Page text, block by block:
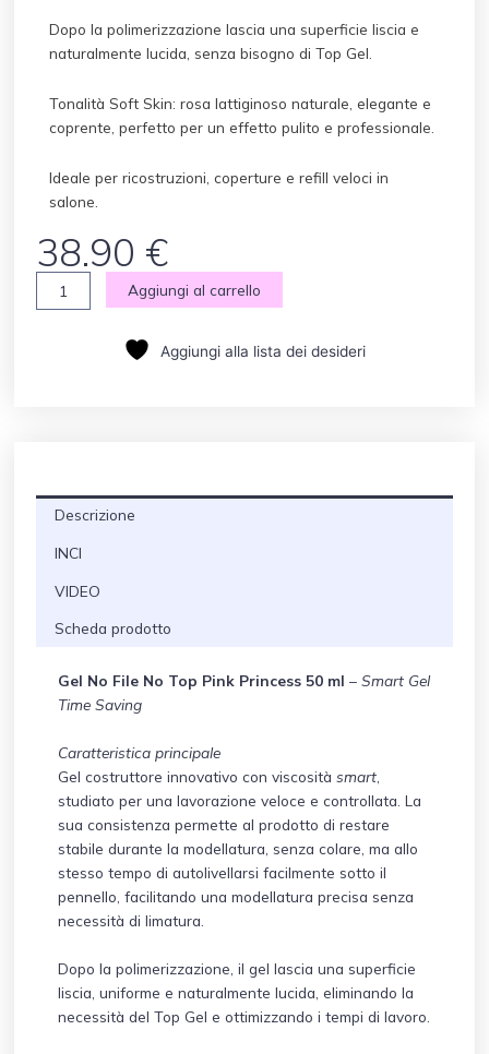
Dopo la polimerizzazione lascia una superficie liscia e
naturalmente lucida, senza bisogno di Top Gel.
Tonalità Soft Skin: rosa lattiginoso naturale, elegante e
coprente, perfetto per un effetto pulito e professionale.
Ideale per ricostruzioni, coperture e refill veloci in
salone.
38.90 €
No
quantità
Aggiungi al carrello
Aggiungi alla lista dei desideri
Descrizione
INCI
VIDEO
Scheda prodotto
Gel No File No Top Pink Princess 50 ml –Smart Gel
Time Saving
Caratteristica principale
Gel costruttore innovativo con viscositàsmart
studiato per una lavorazione veloce e controllata. La
sua consistenza permette al prodotto di restare
stabile durante la modellatura, senza colare, ma allo
stesso tempo di autolivellarsi facilmente sotto il
pennello, facilitando una modellatura precisa senza
necessità di limatura.
Dopo la polimerizzazione, il gel lascia una superficie
liscia, uniforme e naturalmente lucida, eliminando la
necessità del Top Gel e ottimizzando i tempi di lavoro.